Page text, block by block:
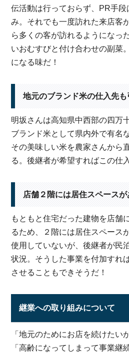
伝活動は行っておらず、PR手
み。それでも一度訪れた来店客
ら多くの客が訪れるようになっ
いおむすびと付け合わせの副菜
になる味だ！
地元のブランド米の仕入先も
明坂さんは高知県中西部の四万
ブランド米として県内外で有名
その美味しい米を農家さんから
る。後継者が希望すればこの仕
店舗２階には居住スペースが
もともと住宅だった建物を店舗
るため、２階には居住スペース
使用していないが、後継者が民
状況。そうした事業を付加すれ
させることもできそうだ！
継業への取り組みについて
「地元のためにお店を続けたい
「高齢になってしまって事業継